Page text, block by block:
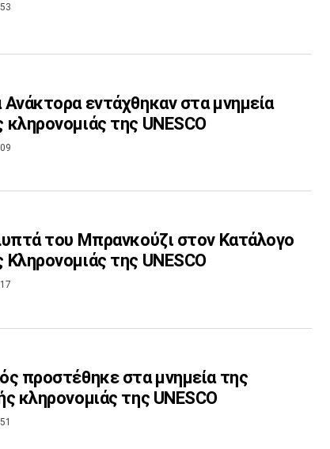
εντάχθηκαν στα μνημεία
της UNESCO
του Μπρανκούζι στον Κατάλογο
Κληρονομιάς της UNESCO
προστέθηκε στα μνημεία της
κληρονομιάς της UNESCO